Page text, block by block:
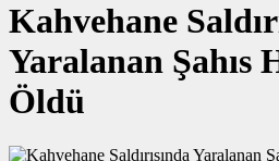
Kahvehane
Yaralanan Şahıs
Öldü